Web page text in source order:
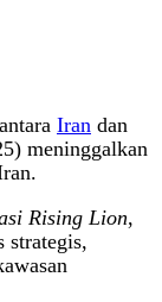
Iran dan
meninggalkan
Rising Lion,
strategis,